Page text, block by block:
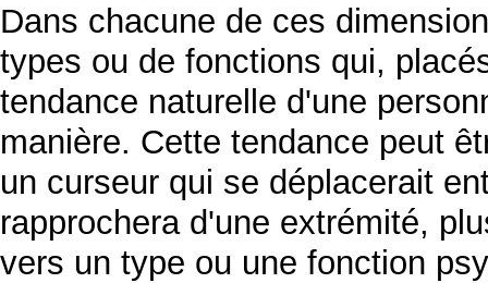
Dans chacune de ces
types ou de fonctions qui,
tendance naturelle d'une
manière. Cette tendance peut
un curseur qui se déplacerait
rapprochera d'une extrémité,
vers un type ou une fonction